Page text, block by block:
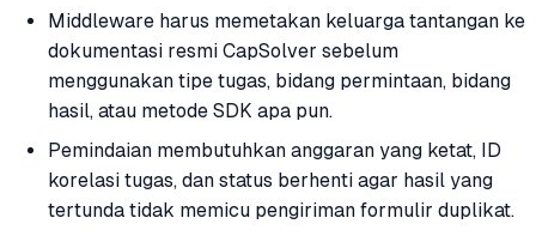
Middleware harus memetakan keluarga tantangan ke
dokumentasi resmi CapSolver sebelum
menggunakan tipe tugas, bidang permintaan, bidang
hasil, atau metode SDK apa pun.
Pemindaian membutuhkan anggaran yang ketat, ID
korelasi tugas, dan status berhenti agar hasil yang
tertunda tidak memicu pengiriman formulir duplikat.